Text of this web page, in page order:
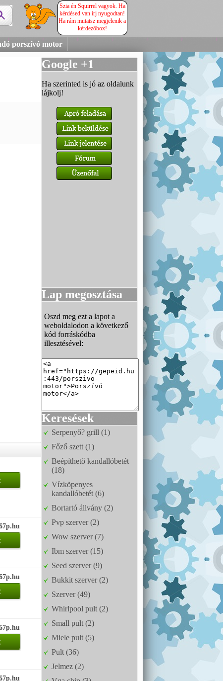
Szia én Squirrel vagyok. Ha
kérdésed van írj nyugodtan!
Ha rám mutatsz megjelenik a
kérdezőbox!
porszívó motor
Google +1
Ha szerinted is jó az oldalunk
lájkolj!
Lap megosztása
Oszd meg ezt a lapot a
weboldalodon a következő
kód forráskódba
illesztésével:
Keresések
Serpenyő? grill (1)
Főző szett (1)
Beépíthető kandallóbetét
(18)
Vízköpenyes
kandallóbetét (6)
Bortartó állvány (2)
Pvp szerver (2)
Wow szerver (7)
Ibm szerver (15)
Seed szerver (9)
Bukkit szerver (2)
Szerver (49)
Whirlpool pult (2)
Small pult (2)
Miele pult (5)
Pult (36)
Jelmez (2)